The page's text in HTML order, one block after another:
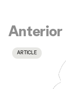
Anterior
ARTICLE